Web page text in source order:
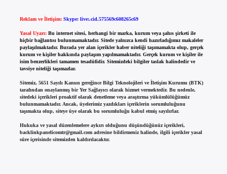
Reklam ve İletişim: Skype: live:.cid.575569c608265c69
Yasal Uyarı: Bu internet sitesi, herhangi bir marka, kurum veya şahıs şirketi ile
hiçbir bağlantısı bulunmamaktadır. Sitede yalnızca kendi hazırladığımız makaleler
paylaşılmaktadır. Burada yer alan içerikler haber niteliği taşımamakta olup, gerçek
kurum ve kişiler hakkında paylaşım yapılmamaktadır. Gerçek kurum ve kişiler ile
isim benzerlikleri tamamen tesadüfidir. Sitemizdeki bilgiler taslak halindedir ve
tavsiye niteliği taşımazlar.
Sitemiz, 5651 Sayılı Kanun gereğince Bilgi Teknolojileri ve İletişim Kurumu (BTK)
tarafından onaylanmış bir Yer Sağlayıcı olarak hizmet vermektedir. Bu nedenle,
sitedeki içerikleri proaktif olarak denetleme veya araştırma yükümlülüğümüz
bulunmamaktadır. Ancak, üyelerimiz yazdıkları içeriklerin sorumluluğunu
taşımakta olup, siteye üye olarak bu sorumluluğu kabul etmiş sayılırlar.
Hukuka ve yasal düzenlemelere aykırı olduğunu düşündüğünüz içerikleri,
backlinkpanelicomtr@gmail.comadresine bildirmeniz halinde, ilgili içerikler yasal
süre içerisinde sitemizden kaldırılacaktır.